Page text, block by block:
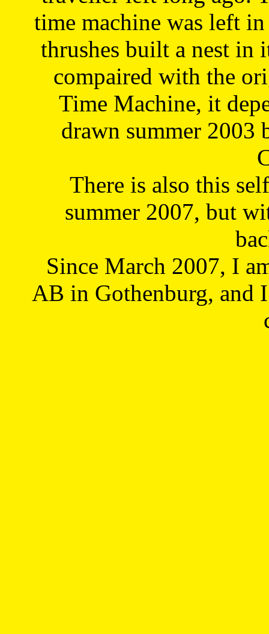
time machine was left
thrushes built a nest in
compaired with the
Time Machine, it
drawn summer 2003
There is also this
summer 2007, but
Since March 2007, I
AB in Gothenburg, and